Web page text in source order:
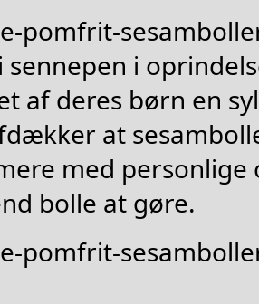
pomfrit-
i
af deres børn en
at
med personlige
bolle at gøre.
pomfrit-